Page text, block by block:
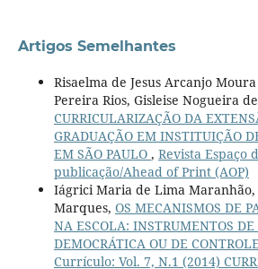
Artigos Semelhantes
Risaelma de Jesus Arcanjo
Pereira Rios, Gisleise Nogueira
CURRICULARIZAÇÃO DA
GRADUAÇÃO EM INSTITUIÇÃO
EM SÃO PAULO , Revista Espaço
publicação/Ahead of Print (AOP)
Iágrici Maria de Lima Maranhão,
Marques, OS MECANISMOS DE
NA ESCOLA: INSTRUMENTOS DE
DEMOCRÁTICA OU DE
Currículo: Vol. 7, N.1 (2014)